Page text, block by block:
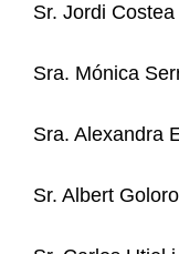
Sr. Jordi
Sra. Mónica
Sra. Alexandra
Sr. Albert